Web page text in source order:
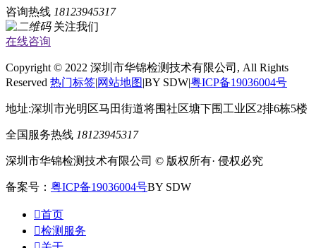
咨询热线 18123945317
关注我们
在线咨询
Copyright © 2022 深圳市华锦检测技术有限公司, All Rights
Reserved 热门标签|网站地图|BY SDW|粤ICP备19036004号
地址:深圳市光明区马田街道将围社区塘下围工业区2排6栋5楼
全国服务热线 18123945317
深圳市华锦检测技术有限公司 © 版权所有· 侵权必究
备案号： 粤ICP备19036004号BY SDW
首页
检测服务